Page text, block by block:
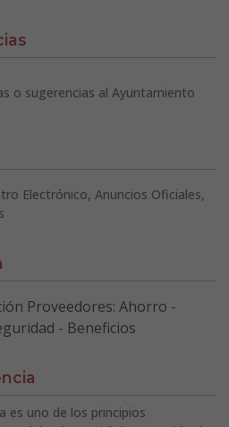
o sugerencias al Ayuntamiento
Electrónico, Anuncios Oficiales,
Proveedores: Ahorro -
- Beneficios
es uno de los principios